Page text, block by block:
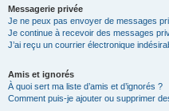
Messagerie privée
Je ne peux pas envoyer de messages
Je continue à recevoir des messages
J’ai reçu un courrier électronique
Amis et ignorés
À quoi sert ma liste d’amis et d’ignorés ?
Comment puis-je ajouter ou supprimer